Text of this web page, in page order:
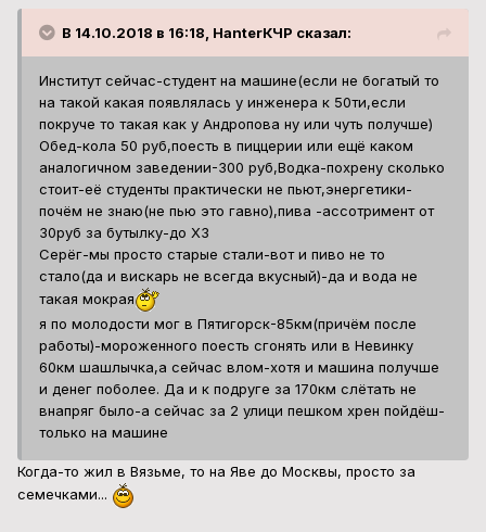
В 14.10.2018 в 16:18, HanterКЧР сказал:
Институт сейчас-студент на машине(если не богатый то
на такой какая появлялась у инженера к 50ти,если
покруче то такая как у Андропова ну или чуть получше)
Обед-кола 50 руб,поесть в пиццерии или ещё каком
аналогичном заведении-300 руб,Водка-похрену сколько
стоит-её студенты практически не пьют,энергетики-
почём не знаю(не пью это гавно),пива -ассотримент от
30руб за бутылку-до ХЗ
Серёг-мы просто старые стали-вот и пиво не то
стало(да и вискарь не всегда вкусный)-да и вода не
такая мокрая
я по молодости мог в Пятигорск-85км(причём после
работы)-мороженного поесть сгонять или в Невинку
60км шашлычка,а сейчас влом-хотя и машина получше
и денег поболее. Да и к подруге за 170км слётать не
внапряг было-а сейчас за 2 улици пешком хрен пойдёш-
только на машине
Когда-то жил в Вязьме, то на Яве до Москвы, просто за
семечками...